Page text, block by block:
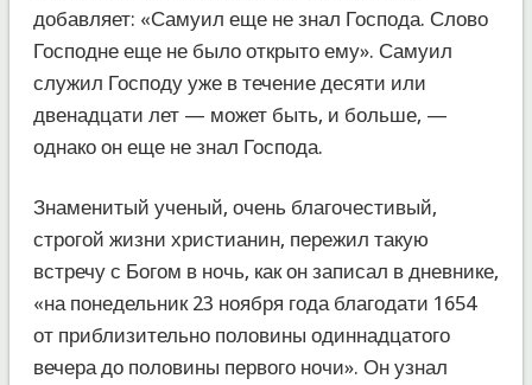
добавляет: «Самуил еще не знал Господа. Слово
Господне еще не было открыто ему». Самуил
служил Господу уже в течение десяти или
двенадцати лет — может быть, и больше, —
однако он еще не знал Господа.
Знаменитый ученый, очень благочестивый,
строгой жизни христианин, пережил такую
встречу с Богом в ночь, как он записал в дневнике,
«на понедельник 23 ноября года благодати 1654
от приблизительно половины одиннадцатого
вечера до половины первого ночи». Он узнал